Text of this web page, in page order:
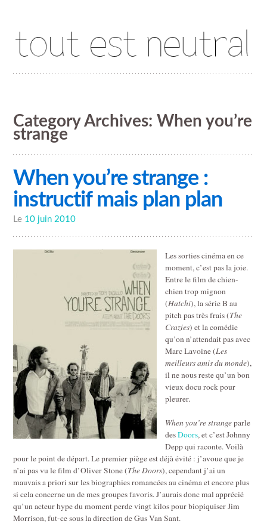
Category Archives: When you’re
strange
When you’re strange :
instructif mais plan plan
Le 10 juin 2010
Les sorties cinéma en ce
moment, c’est pas la joie.
Entre le film de chien-
chien trop mignon
(Hatchi), la série B au
pitch pas très frais (The
Crazies) et la comédie
qu’on n’attendait pas avec
Marc Lavoine (Les
meilleurs amis du monde),
il ne nous reste qu’un bon
vieux docu rock pour
pleurer.
When you’re strangeparle
desDoors, et c’est Johnny
Depp qui raconte. Voilà
pour le point de départ. Le premier piège est déjà évité : j’avoue que je
n’ai pas vu le film d’Oliver Stone (The Doors), cependant j’ai un
mauvais a priori sur les biographies romancées au cinéma et encore plus
si cela concerne un de mes groupes favoris. J’aurais donc mal apprécié
qu’un acteur hype du moment perde vingt kilos pour biopiquiser Jim
Morrison, fut-ce sous la direction de Gus Van Sant.